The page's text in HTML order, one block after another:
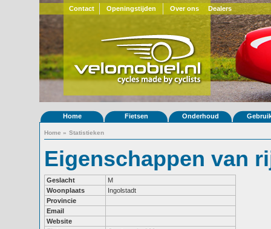
Contact Openingstijden Over ons Dealers
Home Fietsen Onderhoud
Home » Statistieken
Eigenschappen van
Geslacht
M
Woonplaats
Ingolstadt
Provincie
Email
Website